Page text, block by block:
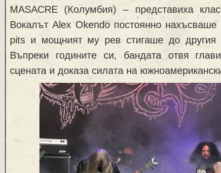
MASACRE (Колумбия) – представиха
Вокалът Alex Okendo постоянно нахъсваше
pits и мощният му рев стигаше до другия
Въпреки годините си, бандата отвя
сцената и доказа силата на